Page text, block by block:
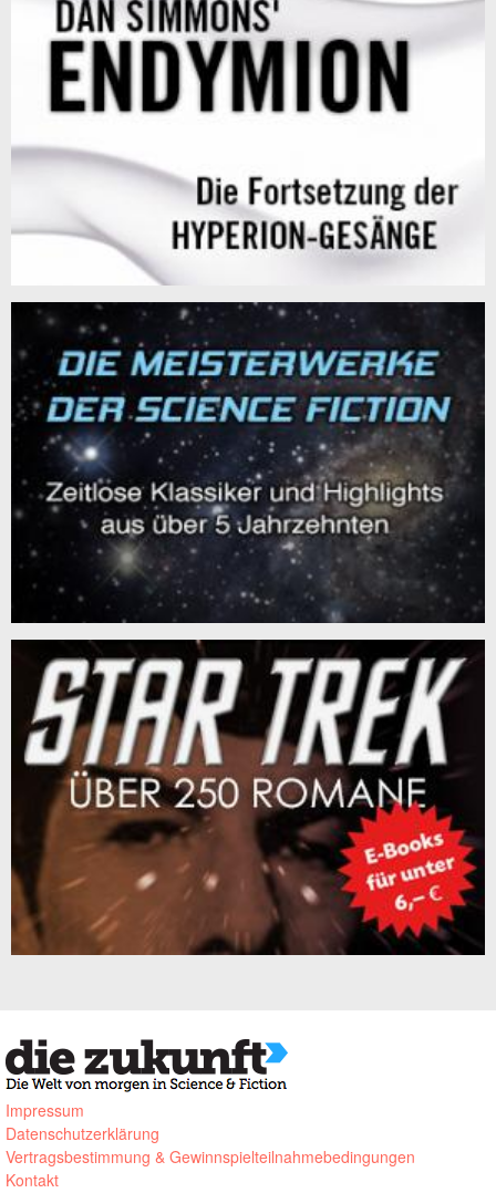
Impressum
Datenschutzerklärung
Vertragsbestimmung & Gewinnspielteilnahmebedingungen
Kontakt